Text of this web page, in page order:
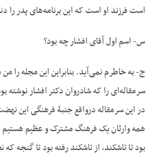
است فرزند او است که این برنامه‌های پدر را
س- اسم اول آقای افشار چه بود؟
ج- به خاطرم نمی‌آید. بنابراین این مجله را
در این سرمقاله درواقع جنبۀ فرهنگی این
همه وارثان یک فرهنگ مشترک و عظیم هستیم
بود تا تاشکند، از تاشکند رفته بود تا گنجه